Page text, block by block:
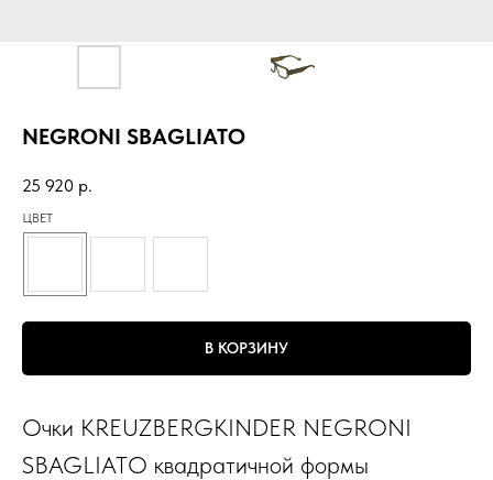
NEGRONI SBAGLIATO
25 920 р.
ЦВЕТ
В КОРЗИНУ
Очки KREUZBERGKINDER NEGRONI
SBAGLIATO квадратичной формы